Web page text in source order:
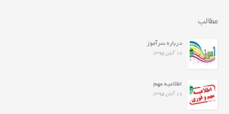
مطالب
درباره سرآموز
۱۸ آبان ۱۳۹۵
اطلاعیه مهم
۱۸ آبان ۱۳۹۵